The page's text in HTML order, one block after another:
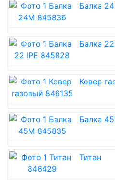
Балка
Балка 22
Ковер
Балка
Титан